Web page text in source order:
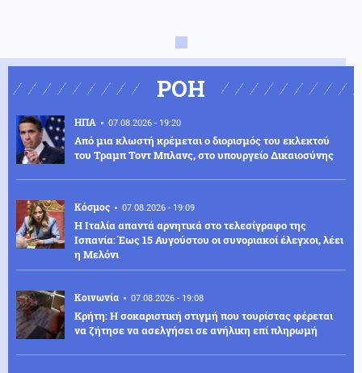
ΡΟΗ
ΗΠΑ 07.08.2026 - 19:20
Από μια κλωστή κρέμεται ο διορισμός του εκλεκτού
του Τραμπ Τοντ Μπλανς, στο υπουργείο Δικαιοσύνης
Κόσμος 07.08.2026 - 19:09
Η Ιταλία απαντά αρνητικά στο τελεσίγραφο της
Ισπανία: Έως 15 Αυγούστου οι συνοριακοί έλεγχοι, λέει
η Μελόνι
Κοινωνία 07.08.2026 - 19:08
Κρήτη: Η σοκαριστική στιγμή που τουρίστας φέρεται
να ζήτησε να ασελγήσει σε ανήλικη επί πληρωμή